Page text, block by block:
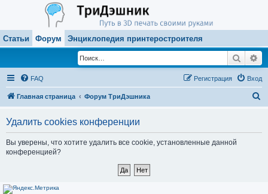
Статьи Форум Энциклопедия принтеростроителя
Поиск
FAQ Вход
Регистрация
Главная страница Форум ТриДэшника
Удалить cookies конференции
Вы уверены, что хотите удалить все cookie, установленные данной
конференцией?